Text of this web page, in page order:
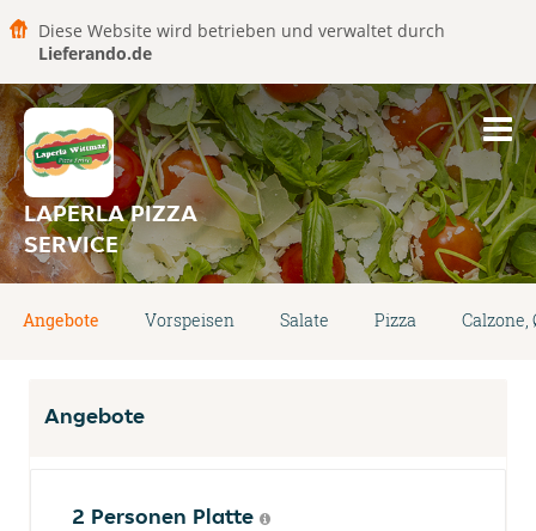
Diese Website wird betrieben und verwaltet durch
Lieferando.de
LAPERLA PIZZA
SERVICE
Angebote Vorspeisen Salate Pizza Calzone,
Angebote
2 Personen Platte